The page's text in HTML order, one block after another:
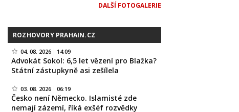
DALŠÍ FOTOGALERIE
ROZHOVORY PRAHAIN.CZ
04. 08. 2026 14:09
Advokát Sokol: 6,5 let vězení pro Blažka?
Státní zástupkyně asi zešílela
03. 08. 2026 06:19
Česko není Německo. Islamisté zde
nemají zázemí, říká exšéf rozvědky